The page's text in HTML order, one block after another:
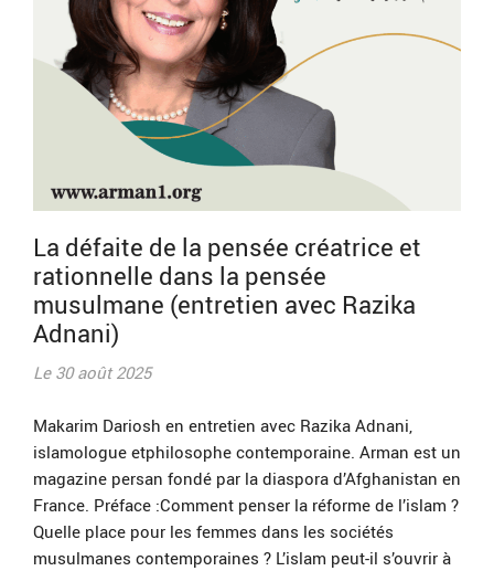
La défaite de la pensée créatrice et
rationnelle dans la pensée
musulmane (entretien avec Razika
Adnani)
Le 30 août 2025
Makarim Dariosh en entretien avec Razika Adnani,
islamologue etphilosophe contemporaine. Arman est un
magazine persan fondé par la diaspora d’Afghanistan en
France. Préface :Comment penser la réforme de l’islam ?
Quelle place pour les femmes dans les sociétés
musulmanes contemporaines ? L’islam peut-il s’ouvrir à